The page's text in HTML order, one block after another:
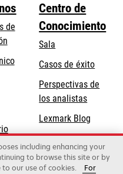
de
opens
Centro de
Conocimiento
Sala
Casos de éxito
Perspectivas de
los analistas
Lexmark Blog
una empresa de Xerox
including enhancing your
to browse this site or by
to our use of cookies.
For